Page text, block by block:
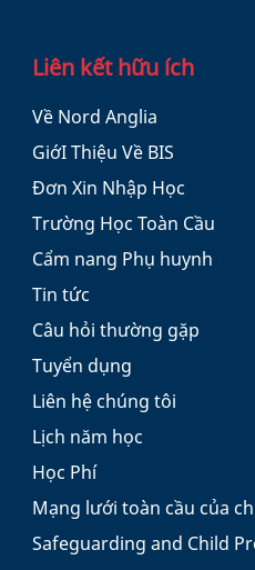
Liên kết hữu ích
Về Nord Anglia
GiớI Thiệu Về BIS
Đơn Xin Nhập Học
Trường Học Toàn Cầu
Cẩm nang Phụ huynh
Tin tức
Câu hỏi thường gặp
Tuyển dụng
Liên hệ chúng tôi
Lịch năm học
Học Phí
Mạng lưới toàn cầu của
Safeguarding and Child